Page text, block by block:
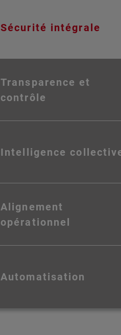
Sécurité intégrale
Transparence et
contrôle
Intelligence
Alignement
opérationnel
Automatisation